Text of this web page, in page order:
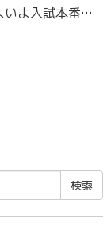
高３担当・日比野です。 いよいよ入試本番を迎え、気持ちが張り詰めている受験生がほとんどだと思います。そこで、ほんの少しだけ気持ちが楽になれる方法を短いですが書きます。それは、タイトルにもある通り、笑うこと。どれだけに […]